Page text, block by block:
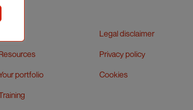
portfolio
Legal disclaimer
Privacy policy
Cookies